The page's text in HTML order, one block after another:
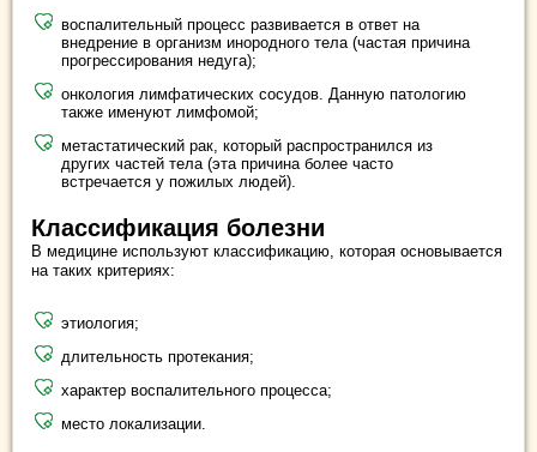
воспалительный процесс развивается в ответ на
внедрение в организм инородного тела (частая причина
прогрессирования недуга);
онкология лимфатических сосудов. Данную патологию
также именуют лимфомой;
метастатический рак, который распространился из
других частей тела (эта причина более часто
встречается у пожилых людей).
Классификация болезни
В медицине используют классификацию, которая основывается
на таких критериях:
этиология;
длительность протекания;
характер воспалительного процесса;
место локализации.